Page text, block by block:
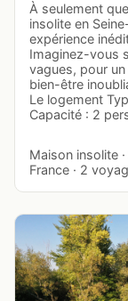
À seulement
insolite en
expérience
Imaginez-vous
vagues, pour
bien-être
Le logement
Capacité : 2
Maison insolite
France · 2